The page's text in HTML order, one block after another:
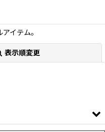
イテム。
表示順変更